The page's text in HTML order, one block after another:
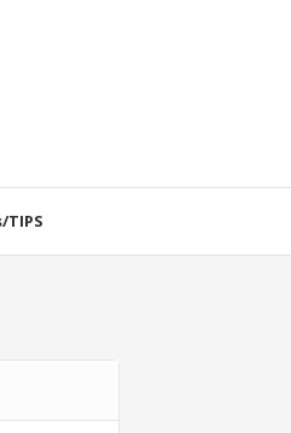
TIPS